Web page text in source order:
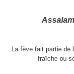
La fève fait partie de
fraîche ou